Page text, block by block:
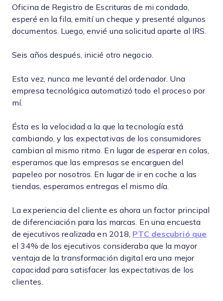
Oficina de Registro de Escrituras de mi condado,
esperé en la fila, emití un cheque y presenté algunos
documentos. Luego, envié una solicitud aparte al IRS.
Seis años después, inicié otro negocio.
Esta vez, nunca me levanté del ordenador. Una
empresa tecnológica automatizó todo el proceso por
mí.
Ésta es la velocidad a la que la tecnología está
cambiando, y las expectativas de los consumidores
cambian al mismo ritmo. En lugar de esperar en colas,
esperamos que las empresas se encarguen del
papeleo por nosotros. En lugar de ir en coche a las
tiendas, esperamos entregas el mismo día.
La experiencia del cliente es ahora un factor principal
de diferenciación para las marcas. En una encuesta
de ejecutivos realizada en 2018, PTC descubrió que
el 34% de los ejecutivos consideraba que la mayor
ventaja de la transformación digital era una mejor
capacidad para satisfacer las expectativas de los
clientes.